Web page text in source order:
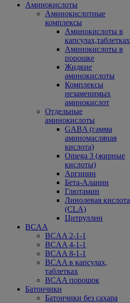
Аминокислоты
Аминокислотные
комплексы
Аминокислоты в
капсулах,таблетках
Аминокислоты в
порошке
Жидкие
аминокислоты
Комплексы
незаменимых
аминокислот
Отдельные
аминокислоты
GABA (гамма
аминомасляная
кислота)
Omega 3 (жирные
кислоты)
Аргинин
Бета-Аланин
Глютамин
Линолевая кислота
(CLA)
Цитруллин
BCAA
BCAA 2-1-1
BCAA 4-1-1
BCAA 8-1-1
BCAA в капсулах,
таблетках
BCAA порошок
Батончики
Батончики без сахара